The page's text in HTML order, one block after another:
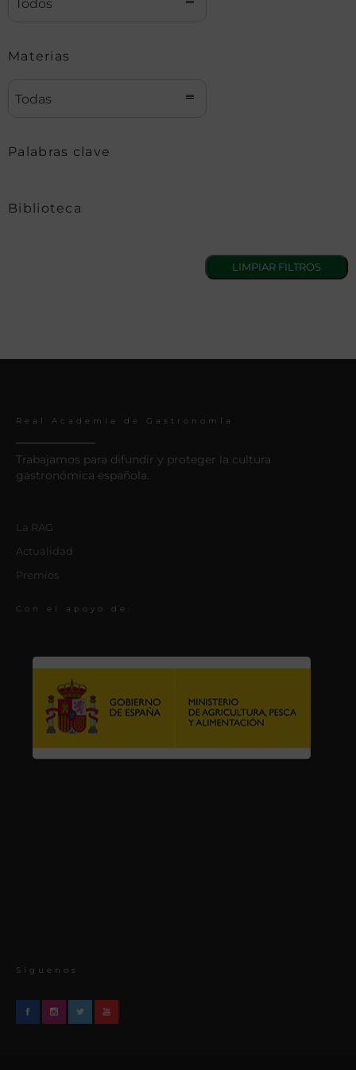
Todos
Materias
Todas
Palabras clave
Biblioteca
Real Academia de Gastronomía
Trabajamos para difundir y proteger la cultura
gastronómica española.
La RAG
Actualidad
Premios
Con el apoyo de:
Síguenos